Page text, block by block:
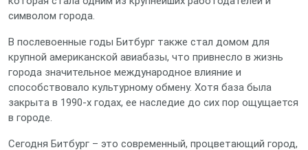
символом города.
В послевоенные годы Битбург также стал домом для
крупной американской авиабазы, что привнесло в жизнь
города значительное международное влияние и
способствовало культурному обмену. Хотя база была
закрыта в 1990-х годах, ее наследие до сих пор ощущается
в городе.
Сегодня Битбург – это современный, процветающий город,